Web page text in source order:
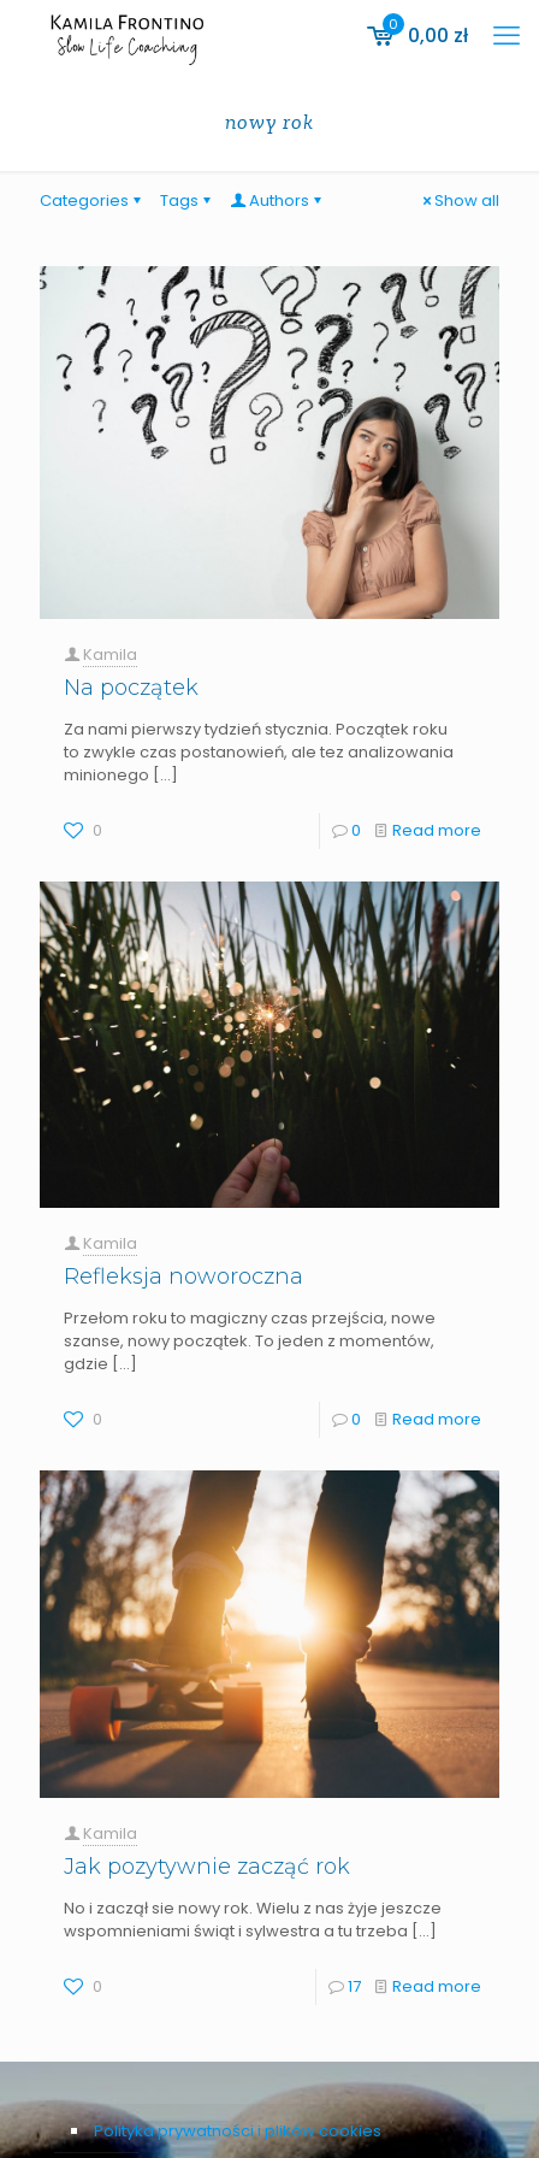
0 0,00 zł
nowy rok
Categories Tags Authors Show all
Kamila
Na początek
Za nami pierwszy tydzień stycznia. Początek roku
to zwykle czas postanowień, ale tez analizowania
minionego […]
0 0 Read more
Kamila
Refleksja noworoczna
Przełom roku to magiczny czas przejścia, nowe
szanse, nowy początek. To jeden z momentów,
gdzie […]
0 0 Read more
Kamila
Jak pozytywnie zacząć rok
No i zaczął sie nowy rok. Wielu z nas żyje jeszcze
wspomnieniami świąt i sylwestra a tu trzeba […]
0 17 Read more
Polityka prywatności i plików cookies